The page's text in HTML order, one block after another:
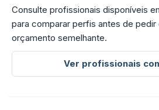
Consulte profissionais disponíveis
para comparar perfis antes de pedir
orçamento semelhante.
Ver profissionais